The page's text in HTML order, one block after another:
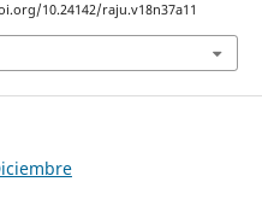
10.24142/raju.v18n37a11